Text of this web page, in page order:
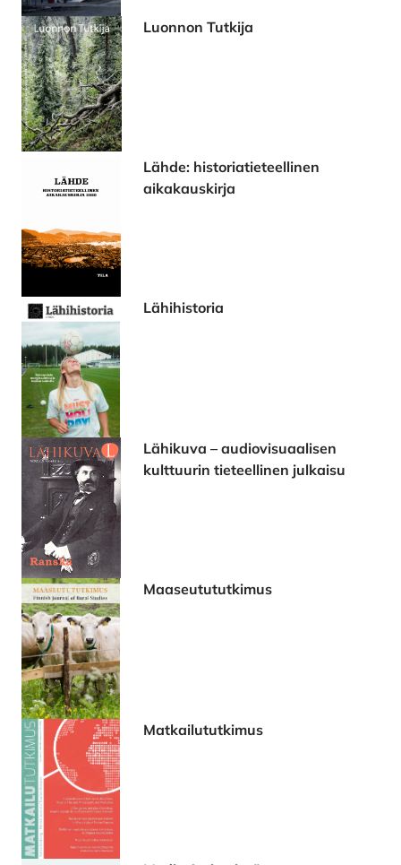
Luonnon Tutkija
Lähde: historiatieteellinen
aikakauskirja
Lähihistoria
Lähikuva – audiovisuaalisen
kulttuurin tieteellinen julkaisu
Maaseutututkimus
Matkailututkimus